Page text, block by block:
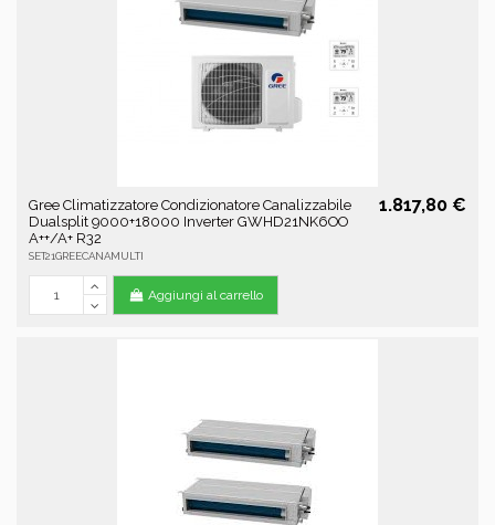
Gree Climatizzatore Condizionatore Canalizzabile
Dualsplit 9000+18000 Inverter GWHD21NK6OO
A++/A+ R32
SET21GREECANAMULTI
1.817,80 €
Aggiungi al carrello